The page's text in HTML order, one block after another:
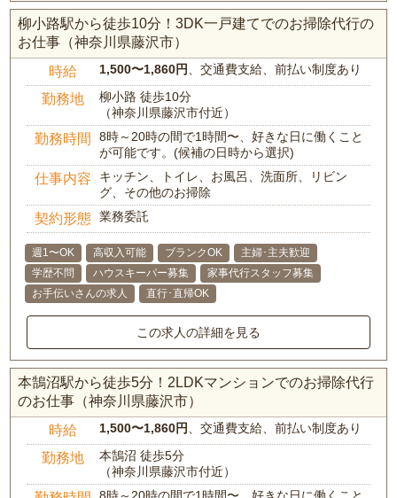
柳小路駅から徒歩10分！3DK一戸建てでのお掃除代行の
お仕事（神奈川県藤沢市）
時給 1,500〜1,860円 、交通費支給、前払い制度あり
勤務地
柳小路 徒歩10分
（神奈川県藤沢市付近）
勤務時間
8時～20時の間で1時間〜、好きな日に働くこと
が可能です。(候補の日時から選択)
仕事内容
キッチン、トイレ、お風呂、洗面所、リビン
グ、その他のお掃除
契約形態 業務委託
週1〜OK 高収入可能 ブランクOK
主婦･主夫歓迎
学歴不問
ハウスキーパー募集
家事代行スタッフ募集
お手伝いさんの求人
直行･直帰OK
この求人の詳細を見る
本鵠沼駅から徒歩5分！2LDKマンションでのお掃除代行
のお仕事（神奈川県藤沢市）
時給 1,500〜1,860円 、交通費支給、前払い制度あり
勤務地
本鵠沼 徒歩5分
（神奈川県藤沢市付近）